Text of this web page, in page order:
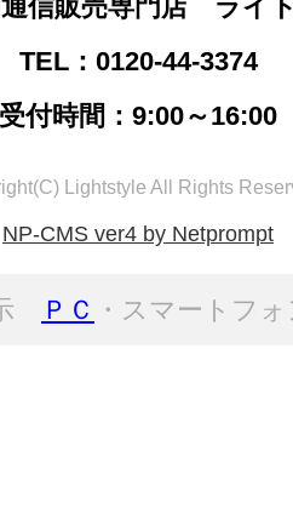
通信販売専門店 ライ
TEL：0120-44-3374
受付時間：9:00～16:00
Lightstyle All Rights
NP-CMS ver4 by Netprompt
ＰＣ ・スマートフ